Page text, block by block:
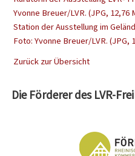
Yvonne Breuer/LVR. (JPG, 12,76
Station der Ausstellung im
Foto: Yvonne Breuer/LVR. (JPG,
Zurück zur Übersicht
Die Förderer des LVR-